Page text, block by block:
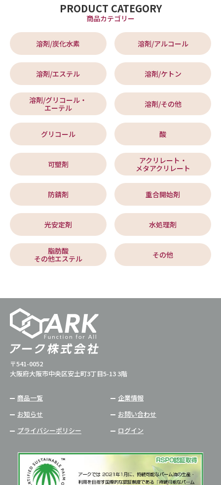
PRODUCT CATEGORY
商品カテゴリー
溶剤/炭化水素 溶剤/アルコール
溶剤/エステル 溶剤/ケトン
溶剤/グリコール・
エーテル
溶剤/その他
グリコール 酸
可塑剤
アクリレート・
メタアクリレート
防錆剤 重合開始剤
光安定剤 水処理剤
脂肪酸
その他エステル
その他
〒541-0052
大阪府大阪市中央区安土町3丁目5-13 3階
商品一覧
企業情報
お知らせ
お問い合わせ
プライバシーポリシー
ログイン